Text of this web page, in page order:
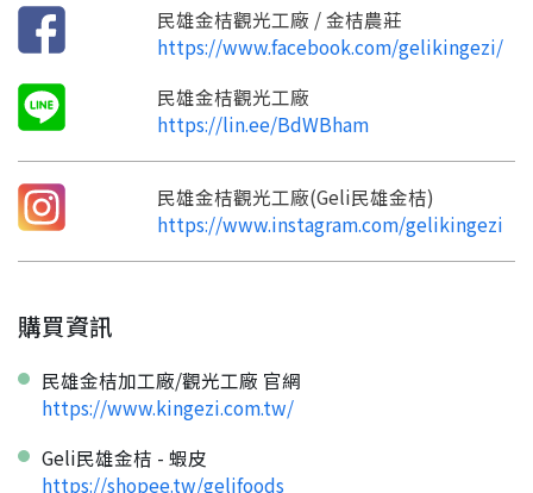
民雄金桔觀光工廠 / 金桔農莊
https://www.facebook.com/gelikingezi/
民雄金桔觀光工廠
https://lin.ee/BdWBham
民雄金桔觀光工廠(Geli民雄金桔)
https://www.instagram.com/gelikingezi
購買資訊
民雄金桔加工廠/觀光工廠 官網
https://www.kingezi.com.tw/
Geli民雄金桔 - 蝦皮
https://shopee.tw/gelifoods
嗨~這個 LINE 帳號還沒有註冊過，
只要驗證手機號碼就能完成註冊。
返回 繼續註冊
加入「嘉義優鮮」LINE 好友，
才能繼續註冊喔。
點擊加入 LINE 好友
註冊完成了！
開始填寫申請資料吧~
填寫申請資料
返回首頁
您的申請資料正在等候審查中，
要申請新產品嗎？
查看申請進度 申請新產品
返回首頁
想知道怎麼做更容易通過審核嗎？
看看申請教學吧！
如果你已經準備好了，
點擊「直接申請」按鈕開始填寫申請表。
直接申請 看密笈